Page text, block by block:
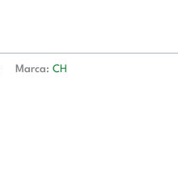
Marca:CH